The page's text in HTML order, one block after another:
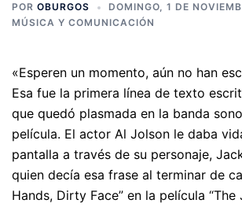
POR OBURGOS
DOMINGO, 1 DE
MÚSICA Y COMUNICACIÓN
«Esperen un momento, aún no han
Esa fue la primera línea de texto
que quedó plasmada en la banda
película. El actor Al Jolson le daba
pantalla a través de su personaje,
quien decía esa frase al terminar de
Hands, Dirty Face” en la película “The